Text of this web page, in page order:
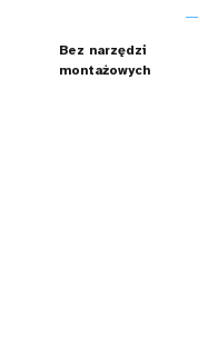
Bez narzędzi
montażowych